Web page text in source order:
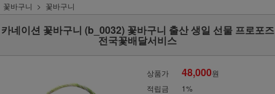
꽃바구니 꽃바구니
카네이션 꽃바구니 (b_0032) 꽃바구니 출산 생일 선물 프로포즈
전국꽃배달서비스
상품가 48,000원
적립금
1%